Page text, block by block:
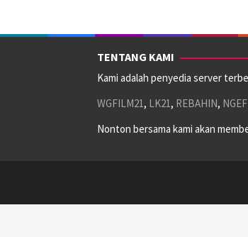
TENTANG KAMI
Kami adalah penyedia server
WGFILM21, LK21, REBAHIN,
Nonton bersama kami akan